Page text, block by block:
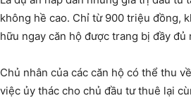
không hề cao. Chỉ từ 900 triệu đồng,
hữu ngay căn hộ được trang bị đầy đủ
Chủ nhân của các căn hộ có thể thu
việc ủy thác cho chủ đầu tư thuê lại